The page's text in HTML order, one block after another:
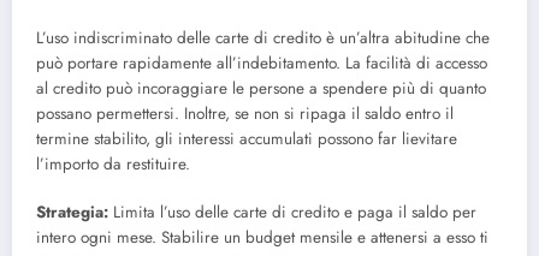
L’uso indiscriminato delle carte di credito è un’altra abitudine che
può portare rapidamente all’indebitamento. La facilità di accesso
al credito può incoraggiare le persone a spendere più di quanto
possano permettersi. Inoltre, se non si ripaga il saldo entro il
termine stabilito, gli interessi accumulati possono far lievitare
l’importo da restituire.
Strategia: Limita l’uso delle carte di credito e paga il saldo per
intero ogni mese. Stabilire un budget mensile e attenersi a esso ti